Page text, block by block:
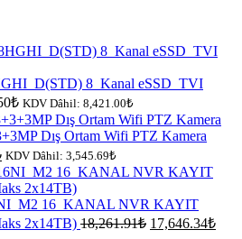
8_Kanal eSSD_TVI
₺ KDV Dâhil: 8,421.00₺
Dış Ortam Wifi PTZ Kamera
Şu
andaki
fiyat:
2,954.74₺.
KDV Dâhil: 3,545.69₺
16_KANAL NVR KAYIT
2x14TB) 18,261.91₺ Orijinal
17,646.34₺Şu